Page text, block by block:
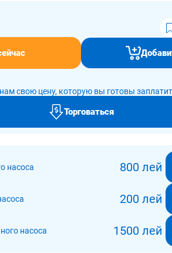
свою цену, которую вы готовы
Торговаться
насоса 800 лей
200 лей
насоса 1500 лей